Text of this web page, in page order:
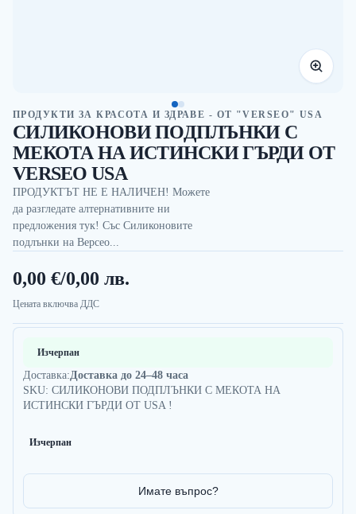
ПРОДУКТИ ЗА КРАСОТА И ЗДРАВЕ - ОТ "VERSEO" USA
СИЛИКОНОВИ ПОДПЛЪНКИ С
МЕКОТА НА ИСТИНСКИ ГЪРДИ ОТ
VERSEO USA
ПРОДУКТЪТ НЕ Е НАЛИЧЕН! Можете
да разгледате алтернативните ни
предложения тук! Със Силиконовите
подлънки на Версео...
0,00 €/0,00 лв.
Цената включва ДДС
Изчерпан
Доставка:Доставка до 24–48 часа
SKU: СИЛИКОНОВИ ПОДПЛЪНКИ С МЕКОТА НА
ИСТИНСКИ ГЪРДИ ОТ USA !
Изчерпан
Имате въпрос?